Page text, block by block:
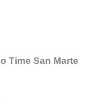
Time San Marte